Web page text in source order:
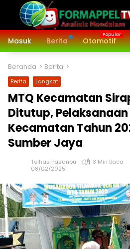
Langsung
konten
Masuk
Berita Otomotif
Beranda Berita
Berita Langkat
MTQ Kecamatan
Ditutup,
Kecamatan Tahun
Sumber Jaya
Tolhas Pasaribu
3 Min Baca
08/02/2025